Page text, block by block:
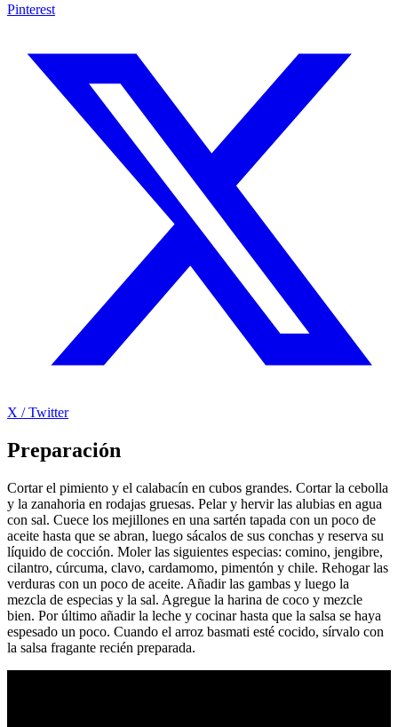
Pinterest
X / Twitter
Preparación
Cortar el pimiento y el calabacín en cubos grandes. Cortar la cebolla
y la zanahoria en rodajas gruesas. Pelar y hervir las alubias en agua
con sal. Cuece los mejillones en una sartén tapada con un poco de
aceite hasta que se abran, luego sácalos de sus conchas y reserva su
líquido de cocción. Moler las siguientes especias: comino, jengibre,
cilantro, cúrcuma, clavo, cardamomo, pimentón y chile. Rehogar las
verduras con un poco de aceite. Añadir las gambas y luego la
mezcla de especias y la sal. Agregue la harina de coco y mezcle
bien. Por último añadir la leche y cocinar hasta que la salsa se haya
espesado un poco. Cuando el arroz basmati esté cocido, sírvalo con
la salsa fragante recién preparada.